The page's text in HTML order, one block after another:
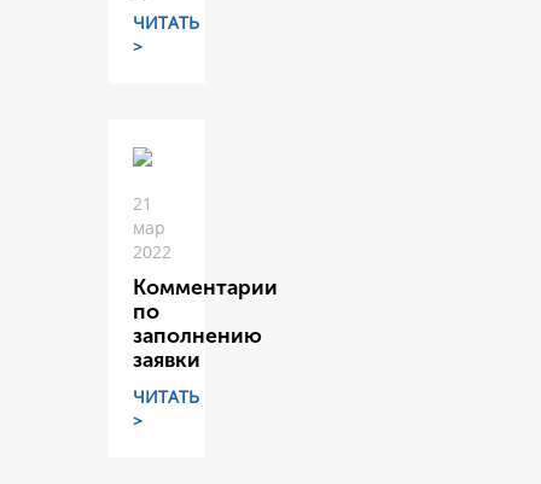
ЧИТАТЬ
>
21
мар
2022
Комментарии
по
заполнению
заявки
ЧИТАТЬ
>